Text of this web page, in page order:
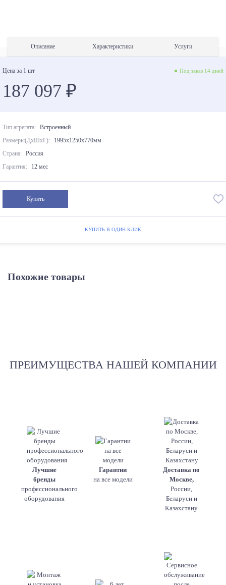
Описание Характеристики Услуги
Цена за 1 шт Под заказ 14 дней
187 097 ₽
Тип агрегата:
Встроенный
Размеры(ДхШхГ):
1995x1250x770мм
Страна:
Россия
Гарантия:
12 мес
Купить
КУПИТЬ В ОДИН КЛИК
Похожие товары
ПРЕИМУЩЕСТВА НАШЕЙ КОМПАНИИ
Лучшие
бренды
профессионального
оборудования
Гарантии
на все модели
Доставка по
Москве,
России,
Беларуси и
Казахстану